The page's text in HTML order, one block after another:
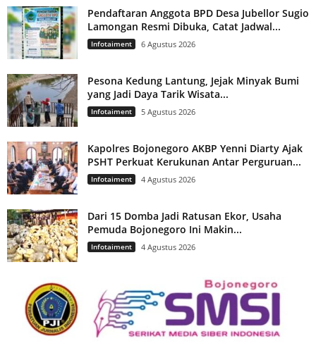
Pendaftaran Anggota BPD Desa Jubellor Sugio
Lamongan Resmi Dibuka, Catat Jadwal...
Infotaiment 6 Agustus 2026
Pesona Kedung Lantung, Jejak Minyak Bumi
yang Jadi Daya Tarik Wisata...
Infotaiment 5 Agustus 2026
Kapolres Bojonegoro AKBP Yenni Diarty Ajak
PSHT Perkuat Kerukunan Antar Perguruan...
Infotaiment 4 Agustus 2026
Dari 15 Domba Jadi Ratusan Ekor, Usaha
Pemuda Bojonegoro Ini Makin...
Infotaiment 4 Agustus 2026